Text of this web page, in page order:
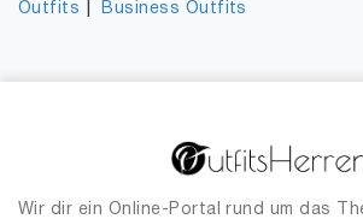
Outfits
Business Outfits
Wir dir ein Online-Portal rund um das